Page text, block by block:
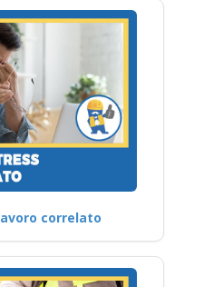
correlato